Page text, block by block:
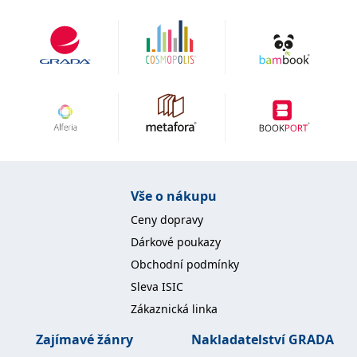
Vše o nákupu
Ceny dopravy
Dárkové poukazy
Obchodní podmínky
Sleva ISIC
Zákaznická linka
Zajímavé žánry Nakladatelství GRADA